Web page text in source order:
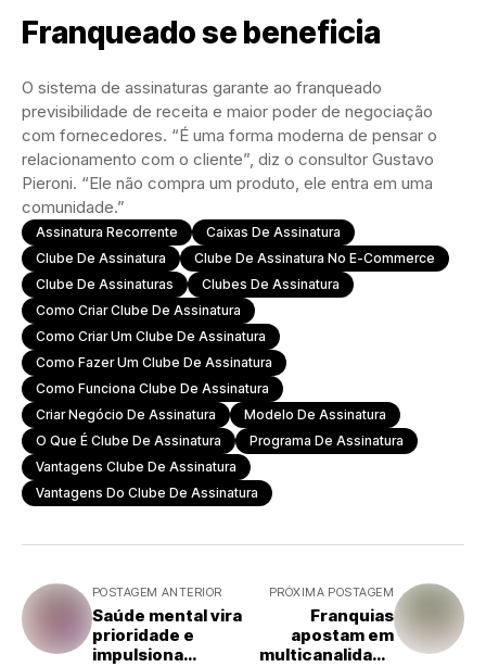
Franqueado se beneficia
O sistema de assinaturas garante ao franqueado
previsibilidade de receita e maior poder de negociação
com fornecedores. “É uma forma moderna de pensar o
relacionamento com o cliente”, diz o consultor Gustavo
Pieroni. “Ele não compra um produto, ele entra em uma
comunidade.”
Assinatura Recorrente
Caixas De Assinatura
Clube De Assinatura
Clube De Assinatura No E-Commerce
Clube De Assinaturas
Clubes De Assinatura
Como Criar Clube De Assinatura
Como Criar Um Clube De Assinatura
Como Fazer Um Clube De Assinatura
Como Funciona Clube De Assinatura
Criar Negócio De Assinatura
Modelo De Assinatura
O Que É Clube De Assinatura
Programa De Assinatura
Vantagens Clube De Assinatura
Vantagens Do Clube De Assinatura
POSTAGEM ANTERIOR
Saúde mental vira
prioridade e
impulsiona
PRÓXIMA POSTAGEM
Franquias
apostam em
multicanalidade